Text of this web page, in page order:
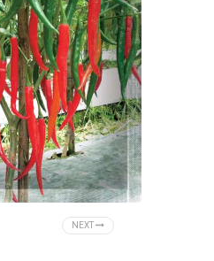
NEXT